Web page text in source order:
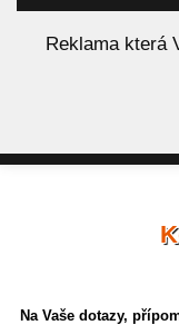
Reklama která
Na Vaše dotazy,